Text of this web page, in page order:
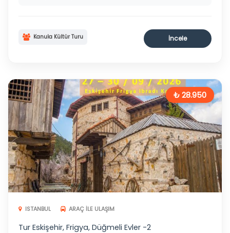
Kanula Kültür Turu İncele
₺ 28.950
ISTANBUL ARAÇ ILE ULAŞIM
Tur Eskişehir, Frigya, Düğmeli Evler -2